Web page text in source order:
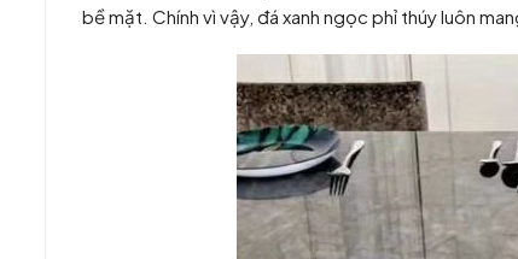
bề mặt. Chính vì vậy, đá xanh ngọc phỉ thúy luôn